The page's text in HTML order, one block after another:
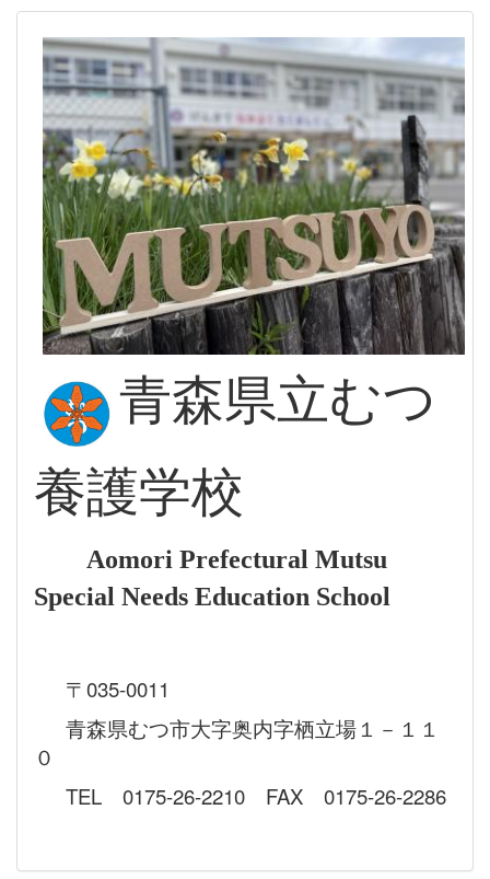
青森県立むつ
養護学校
Aomori Prefectural Mutsu
Special Needs Education School
〒035-0011
青森県むつ市大字奥内字栖立場１－１１
０
TEL 0175-26-2210 FAX 0175-26-2286